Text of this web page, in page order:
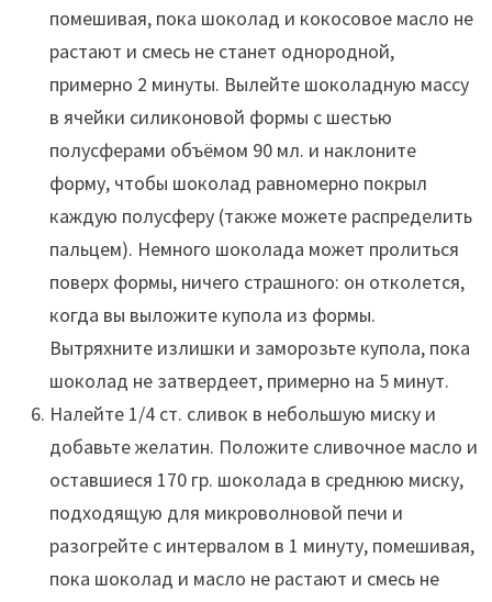
помешивая, пока шоколад и кокосовое масло не
растают и смесь не станет однородной,
примерно 2 минуты. Вылейте шоколадную массу
в ячейки силиконовой формы с шестью
полусферами объёмом 90 мл. и наклоните
форму, чтобы шоколад равномерно покрыл
каждую полусферу (также можете распределить
пальцем). Немного шоколада может пролиться
поверх формы, ничего страшного: он отколется,
когда вы выложите купола из формы.
Вытряхните излишки и заморозьте купола, пока
шоколад не затвердеет, примерно на 5 минут.
Налейте 1/4 ст. сливок в небольшую миску и
добавьте желатин. Положите сливочное масло и
оставшиеся 170 гр. шоколада в среднюю миску,
подходящую для микроволновой печи и
разогрейте с интервалом в 1 минуту, помешивая,
пока шоколад и масло не растают и смесь не